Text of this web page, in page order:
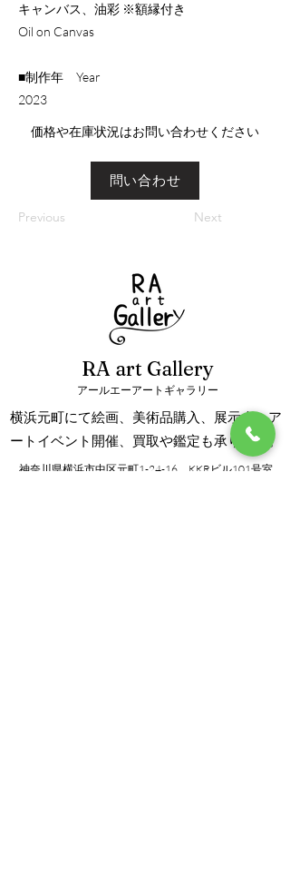
キャンバス、油彩 ※額縁付き
Oil on Canvas
■制作年 Year
​2023
​価格や在庫状況はお問い合わせください
問い合わせ
Previous Next
RA art Gallery
アールエーアートギャラリー
横浜元町にて絵画、美術品購入、展示会、ア
ートイベント開催、買取や鑑定も承ります。
神奈川県横浜市中区元町1-24-16 KKRビル101号室